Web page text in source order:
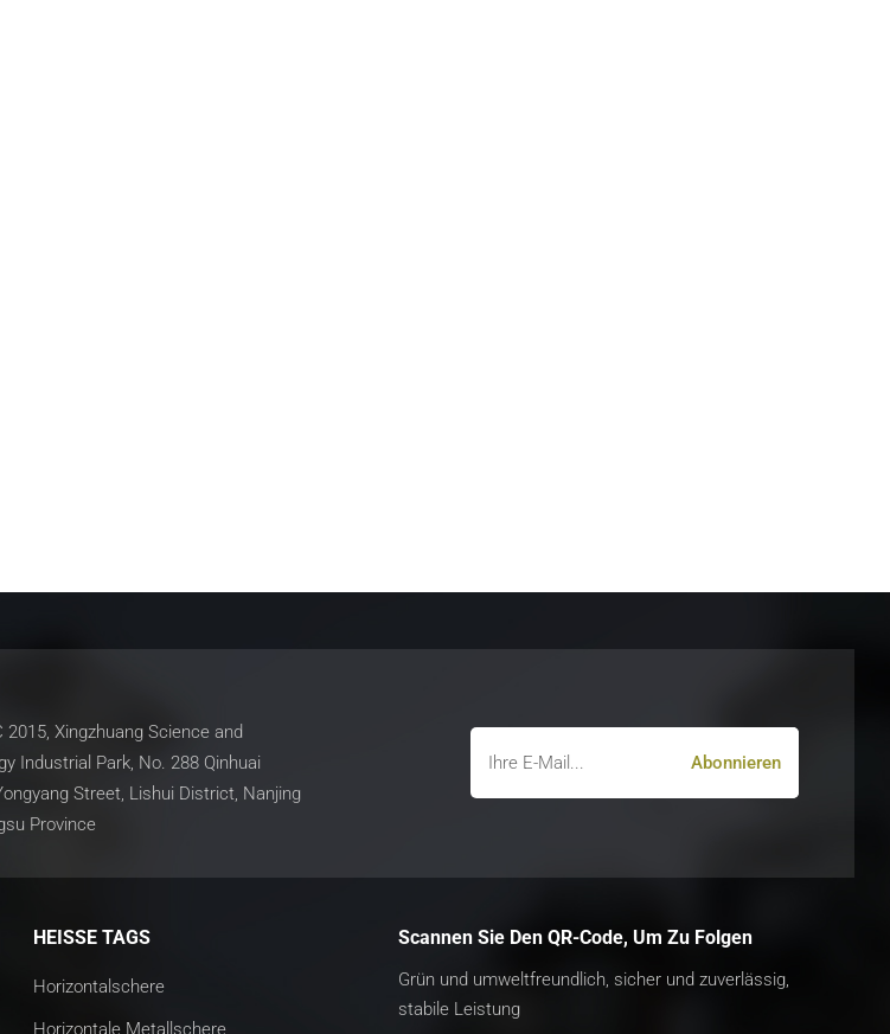
2015, Xingzhuang Science and
Industrial Park, No. 288 Qinhuai
Street, Lishui District, Nanjing
Province
HEISSE TAGS
Horizontalschere
Horizontale Metallschere
Scannen Sie Den QR-Code, Um Zu Folgen
Grün und umweltfreundlich, sicher und zuverlässig,
stabile Leistung